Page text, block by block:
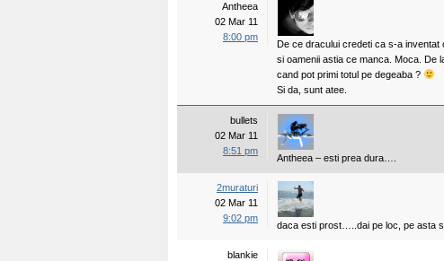
Antheea
02 Mar 11
8:00 pm
De ce dracului credeti ca s-a
si oamenii astia ce manca. Moca. De
cand pot primi totul pe degeaba ?
Si da, sunt atee.
bullets
02 Mar 11
8:51 pm
Antheea – esti prea dura….
2muraturi
02 Mar 11
9:02 pm
daca esti prost…..dai pe loc, pe asta
blankie